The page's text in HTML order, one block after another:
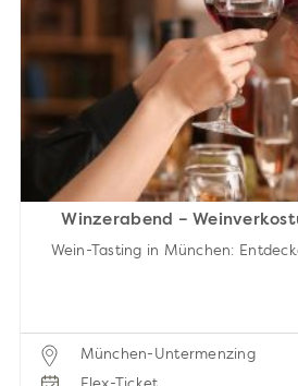
Winzerabend –
Wein-Tasting in München:
München-Untermenzing